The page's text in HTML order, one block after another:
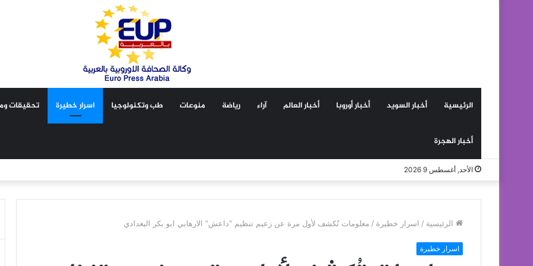
الرئيسية أخبار السويد أخبار أوروبا أخبار العالم آراء رياضة منوعات طب وتكنولوجيا اسرار خطيرة تحقيقات
أخبار الهجرة
الأحد, أغسطس 9 2026
الرئيسية / اسرار خطيرة / معلومات تُكشف لأول مرة عن زعيم تنظيم “داعش” الارهابي ابو بكر البغدادي
اسرار خطيرة